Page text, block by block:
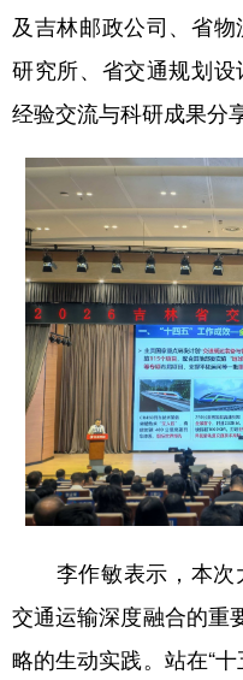
及吉林邮政公司、省
研究所、省交通规划
经验交流与科研成果分享
李作敏表示，本次
交通运输深度融合的重
略的生动实践。站在“